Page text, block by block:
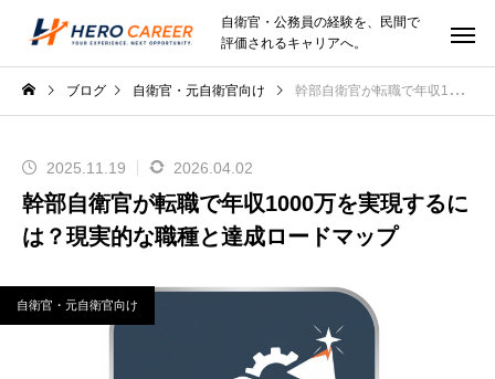
自衛官・公務員の経験を、民間で
評価されるキャリアへ。
ブログ 自衛官・元自衛官向け 幹部自衛官が転職で年収1000万を実現するには？現実的な職種と達成ロードマップ
2025.11.19 2026.04.02
幹部自衛官が転職で年収1000万を実現するに
は？現実的な職種と達成ロードマップ
自衛官・元自衛官向け